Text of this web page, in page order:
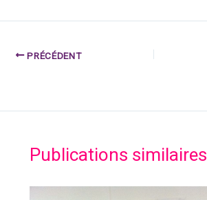
PRÉCÉDENT
Publications similaires